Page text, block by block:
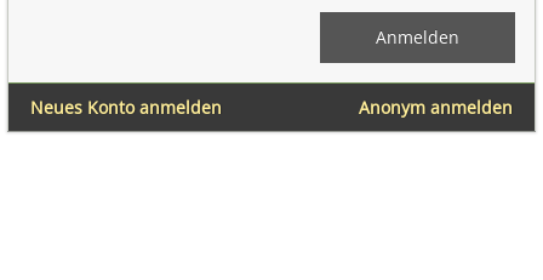
Anonym anmelden
Neues Konto anmelden